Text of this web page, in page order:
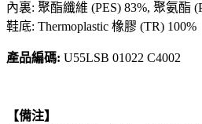
內裏: 聚酯纖維 (PES) 83%, 聚氨酯
鞋底: Thermoplastic 橡膠 (TR) 100%
產品編碼: U55LSB 01022 C4002
【備注】